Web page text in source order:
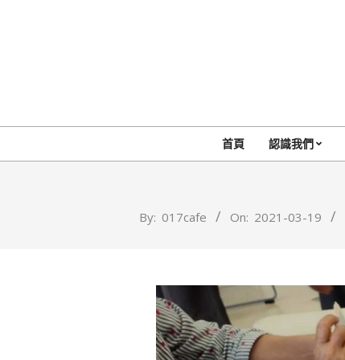
首頁 認識我們
By: 017cafe On: 2021-03-19